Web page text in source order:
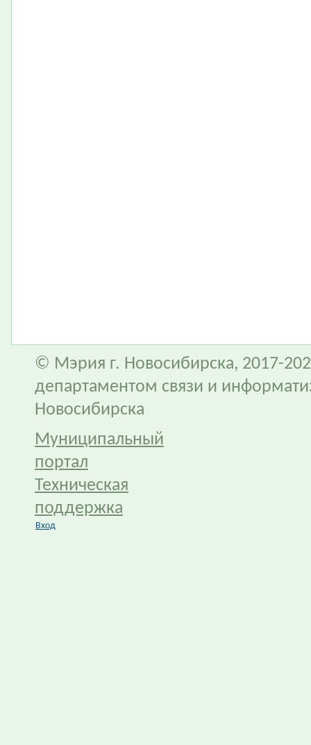
© Мэрия г. Новосибирска, 2017-
департаментом связи и
Новосибирска
Муниципальный
портал
Техническая
поддержка
Вход